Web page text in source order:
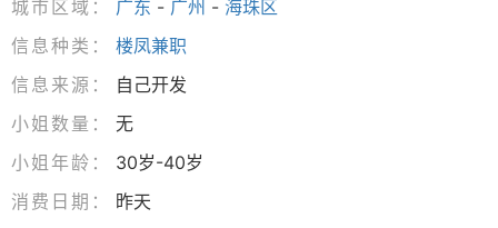
城市区域： 广东 - 广州 - 海珠区
信息种类：
楼凤兼职
信息来源：
自己开发
小姐数量：
无
小姐年龄：
30岁-40岁
消费日期：
昨天